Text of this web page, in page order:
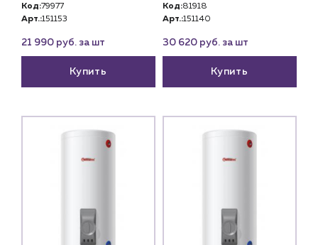
Код:79977
Арт.:151153
21 990 руб. за шт
Купить
Код:81918
Арт.:151140
30 620 руб. за шт
Купить